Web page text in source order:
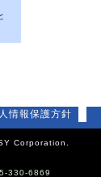
情報保護方針
Corporation.
330-6869